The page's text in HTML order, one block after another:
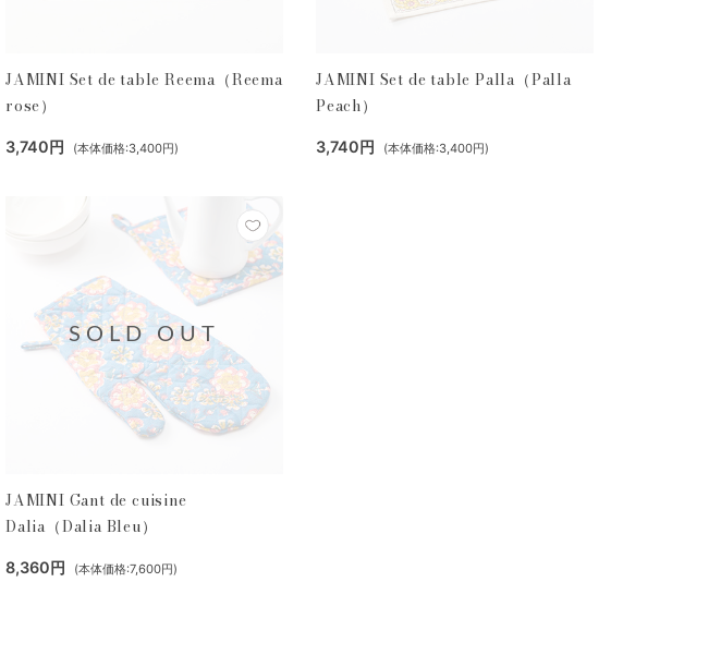
JAMINI Set de table Reema（Reema
rose）
3,740円 (本体価格:3,400円)
JAMINI Set de table Palla（Palla
Peach）
3,740円 (本体価格:3,400円)
JAMINI Gant de cuisine
Dalia（Dalia Bleu）
8,360円 (本体価格:7,600円)
SOLD OUT